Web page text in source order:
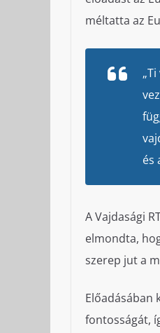
méltatta az
és
A Vajdasági
elmondta,
szerep jut a
Előadásában
fontosságát,